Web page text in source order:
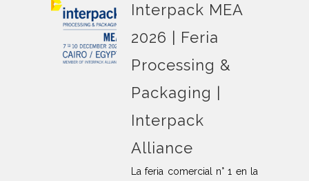
Interpack MEA
2026 | Feria
Processing &
Packaging |
Interpack
Alliance
La feria comercial n° 1 en la